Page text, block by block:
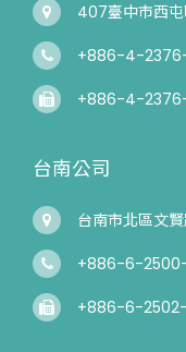
407臺中市西
+886-4-2376-
+886-4-
台南公司
台南市北區文
+886-6-
+886-6-